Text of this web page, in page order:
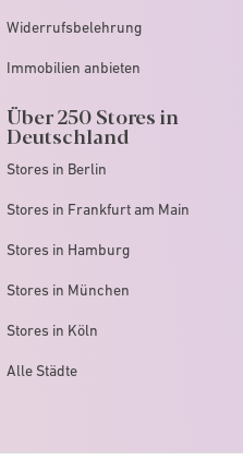
Widerrufsbelehrung
Immobilien anbieten
Über 250 Stores in
Deutschland
Stores in Berlin
Stores in Frankfurt am Main
Stores in Hamburg
Stores in München
Stores in Köln
Alle Städte